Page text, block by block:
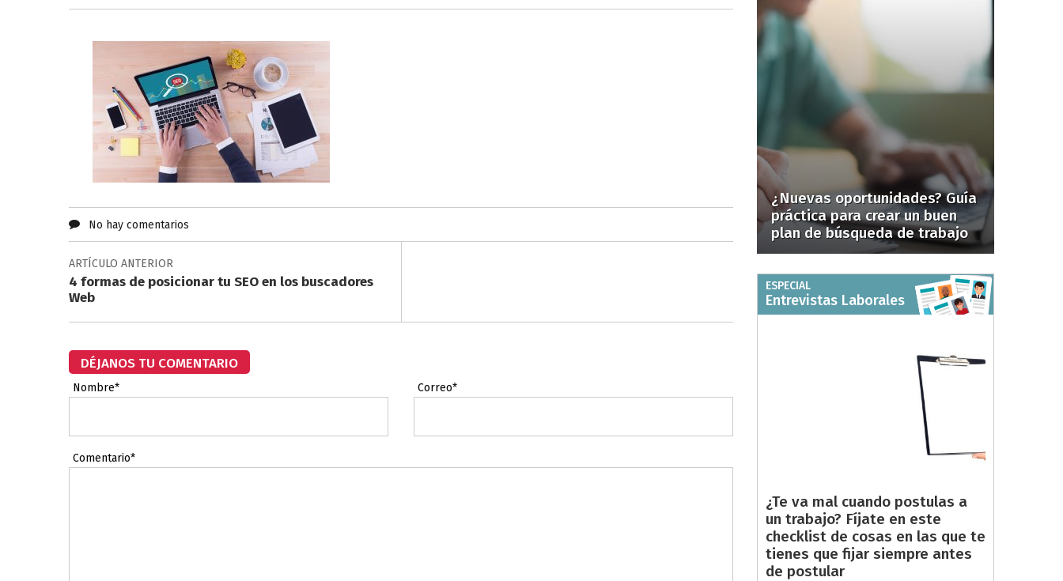
No hay comentarios
ARTÍCULO ANTERIOR
4 formas de posicionar tu SEO en los buscadores
Web
DÉJANOS TU COMENTARIO
Nombre* Correo*
Comentario*
¿Nuevas oportunidades? Guía
práctica para crear un buen
plan de búsqueda de trabajo
ESPECIAL
Entrevistas Laborales
¿Te va mal cuando postulas a
un trabajo? Fíjate en este
checklist de cosas en las que te
tienes que fijar siempre antes
de postular